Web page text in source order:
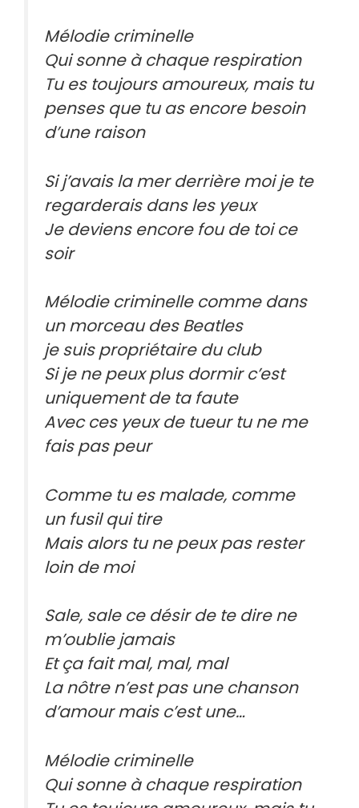
Mélodie criminelle
Qui sonne à chaque respiration
Tu es toujours amoureux, mais tu
penses que tu as encore besoin
d’une raison
Si j’avais la mer derrière moi je te
regarderais dans les yeux
Je deviens encore fou de toi ce
soir
Mélodie criminelle comme dans
un morceau des Beatles
je suis propriétaire du club
Si je ne peux plus dormir c’est
uniquement de ta faute
Avec ces yeux de tueur tu ne me
fais pas peur
Comme tu es malade, comme
un fusil qui tire
Mais alors tu ne peux pas rester
loin de moi
Sale, sale ce désir de te dire ne
m’oublie jamais
Et ça fait mal, mal, mal
La nôtre n’est pas une chanson
d’amour mais c’est une…
Mélodie criminelle
Qui sonne à chaque respiration